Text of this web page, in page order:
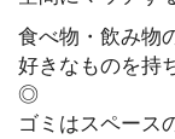
食べ物・飲み物
好きなものを持
◎
ゴミはスペース